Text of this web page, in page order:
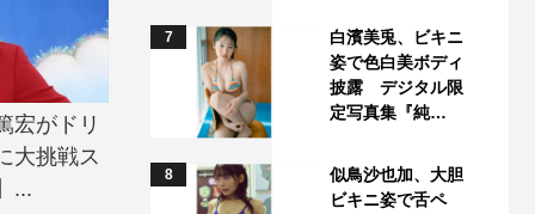
宏がドリ
大挑戦ス
...
7
白濱美兎、ビキニ
姿で色白美ボディ
披露 デジタル限
定写真集『純…
8
似鳥沙也加、大胆
ビキニ姿で舌ペ